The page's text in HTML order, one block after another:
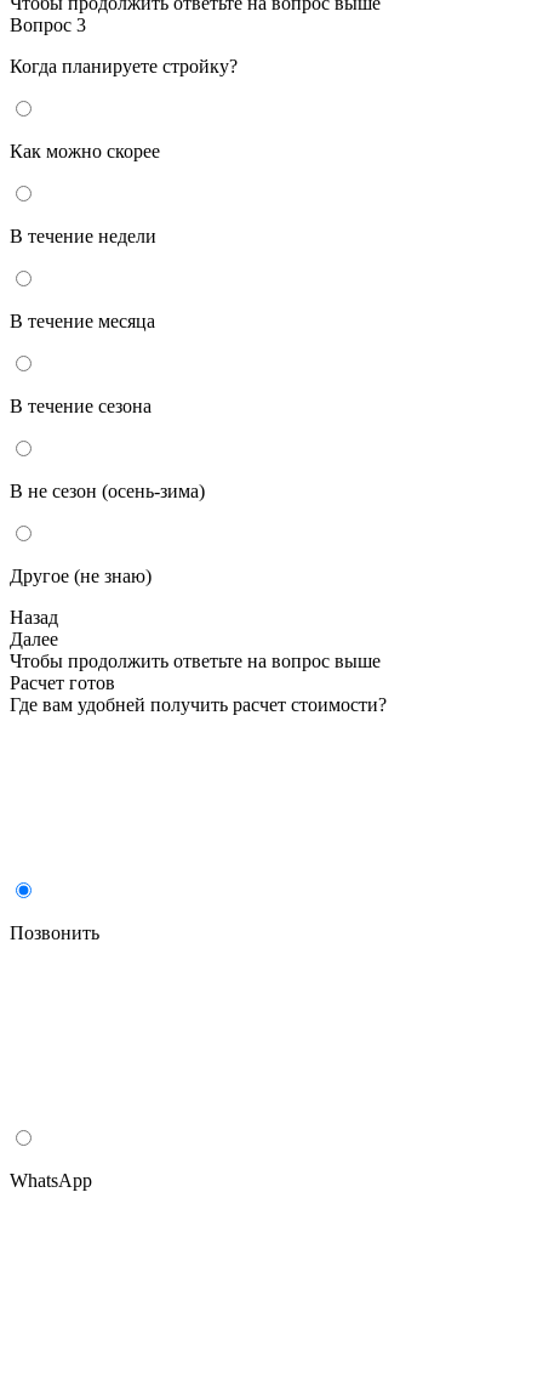
Вопрос 3
Когда планируете стройку?
Как можно скорее
В течение недели
В течение месяца
В течение сезона
В не сезон (осень-зима)
Другое (не знаю)
Назад
Далее
Чтобы продолжить ответьте на вопрос выше
Расчет готов
Где вам удобней получить расчет стоимости?
Позвонить
WhatsApp